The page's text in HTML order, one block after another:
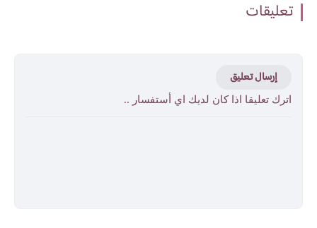
تعليقات
إرسال تعليق
اترك تعليقا اذا كان لديك اي أستفسار ..